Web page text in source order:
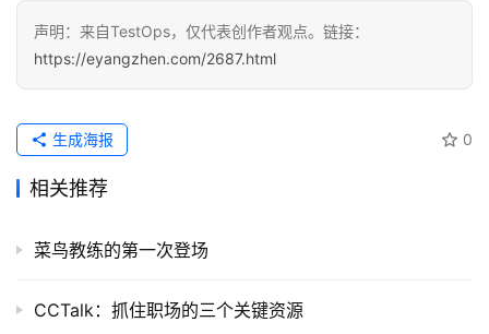
声明：来自TestOps，仅代表创作者观点。链接：
https://eyangzhen.com/2687.html
0
生成海报
相关推荐
菜鸟教练的第一次登场
CCTalk：抓住职场的三个关键资源